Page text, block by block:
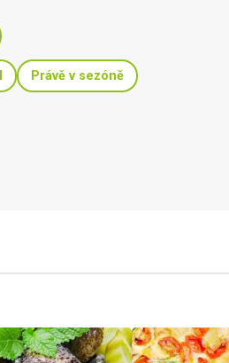
Právě v sezóně